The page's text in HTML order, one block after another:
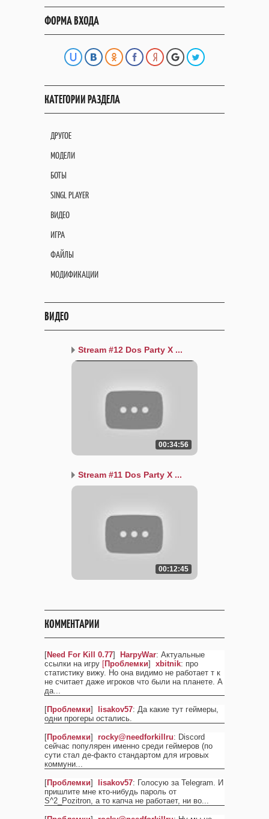
ФОРМА ВХОДА
КАТЕГОРИИ РАЗДЕЛА
ДРУГОЕ
МОДЕЛИ
БОТЫ
SINGL PLAYER
ВИДЕО
ИГРА
ФАЙЛЫ
МОДИФИКАЦИИ
ВИДЕО
Stream #12 Dos Party X ...
00:34:56
Stream #11 Dos Party X ...
00:12:45
КОММЕНТАРИИ
[Need For Kill 0.77] HarpyWar: Актуальные
ссылки на игру [Проблемки] xbitnik: про
статистику вижу. Но она видимо не работает т к
не считает даже игроков что были на планете. А
да...
[Проблемки] lisakov57: Да какие тут геймеры,
одни прогеры остались.
[Проблемки] rocky@needforkillru: Discord
сейчас популярен именно среди геймеров (по
сути стал де-факто стандартом для игровых
коммуни...
[Проблемки] lisakov57: Голосую за Telegram. И
пришлите мне кто-нибудь пароль от
S^2_Pozitron, а то капча не работает, ни во...